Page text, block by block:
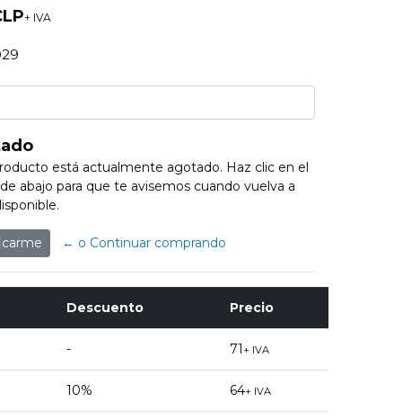
+ IVA
está actualmente agotado. Haz clic en el
abajo para que te avisemos cuando vuelva a
← o Continuar comprando
Descuento Precio
- 71 + IVA
10% 64+ IVA